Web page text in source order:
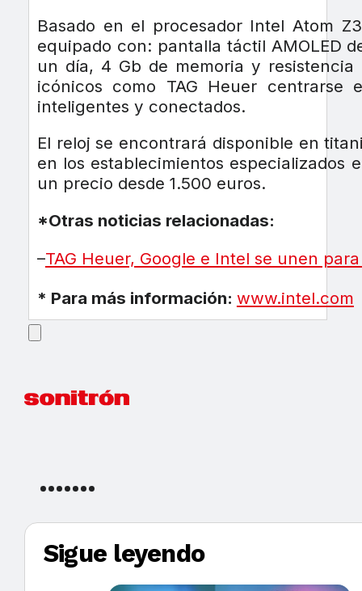
Basado en el procesador Intel Atom
equipado con: pantalla táctil AMOLED
un día, 4 Gb de memoria y
icónicos como TAG Heuer centrarse
inteligentes y conectados.
El reloj se encontrará disponible en
en los establecimientos especializados
un precio desde 1.500 euros.
*Otras noticias relacionadas:
–TAG Heuer, Google e Intel se unen
* Para más información: www.intel.com
Sigue leyendo